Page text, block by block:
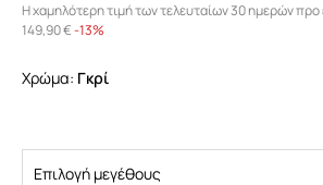
Η χαμηλότερη τιμή των τελευταίων 30 ημερών
149,90 € -13%
Χρώμα:
γκρί
Επιλογή μεγέθους